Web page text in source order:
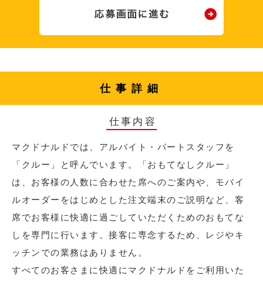
仕事詳細
仕事内容
マクドナルドでは、アルバイト・パートスタッフを
「クルー」と呼んでいます。「おもてなしクルー」
は、お客様の人数に合わせた席へのご案内や、モバイ
ルオーダーをはじめとした注文端末のご説明など、客
席でお客様に快適に過ごしていただくためのおもてな
しを専門に行います。接客に専念するため、レジやキ
ッチンでの業務はありません。
すべてのお客さまに快適にマクドナルドをご利用いた